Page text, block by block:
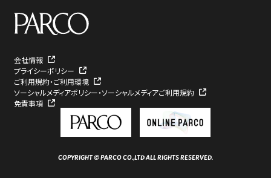
会社情報
プライシーポリシー
ご利用規約・ご利用環境
ソーシャルメディアポリシー・ソーシャルメディアご利用規約
免責事項
COPYRIGHT © PARCO CO.,LTD ALL RIGHTS RESERVED.